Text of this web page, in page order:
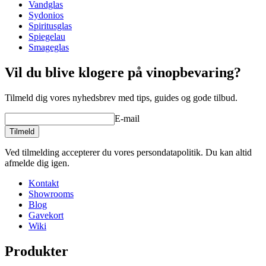
Mundblæst og med en integreret dekanterings-sfære nede i
glasset.
Produceret i Schott Zwiesels eget Tritan®️ blyfri titanium
krystalglas, der sikrer uovertruffen holdbarhed og styrke.
Læs vores gode råd om opvask af vinglas her
Vandglas
Sydonios
Spiritusglas
Spiegelau
Smageglas
Vil du blive klogere på vinopbevaring?
Tilmeld dig vores nyhedsbrev med tips, guides og gode tilbud.
E-mail
Tilmeld
Ved tilmelding accepterer du vores persondatapolitik. Du kan altid
afmelde dig igen.
Kontakt
Showrooms
Blog
Gavekort
Wiki
Produkter